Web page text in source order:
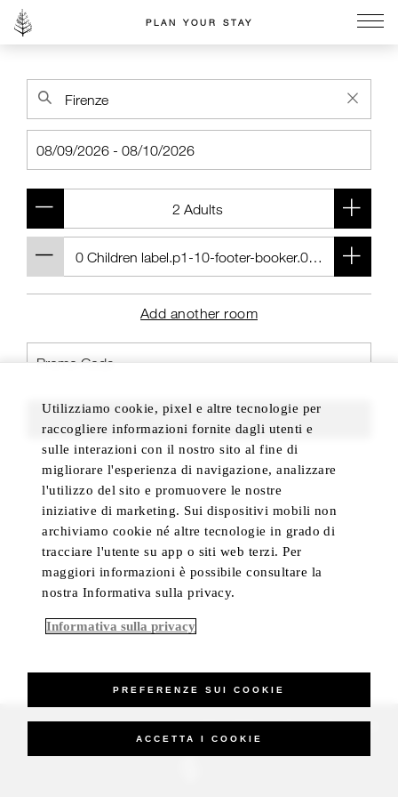
PLAN YOUR STAY
Add another room
FIND ROOMS
_Four Seasons Hotels Limited 1997-2026. All Rights Reserved.
Utilizziamo cookie, pixel e altre tecnologie per
raccogliere informazioni fornite dagli utenti e
sulle interazioni con il nostro sito al fine di
migliorare l'esperienza di navigazione, analizzare
l'utilizzo del sito e promuovere le nostre
iniziative di marketing. Sui dispositivi mobili non
archiviamo cookie né altre tecnologie in grado di
tracciare l'utente su app o siti web terzi. Per
maggiori informazioni è possibile consultare la
nostra Informativa sulla privacy.
Informativa sulla privacy
PREFERENZE SUI COOKIE
ACCETTA I COOKIE